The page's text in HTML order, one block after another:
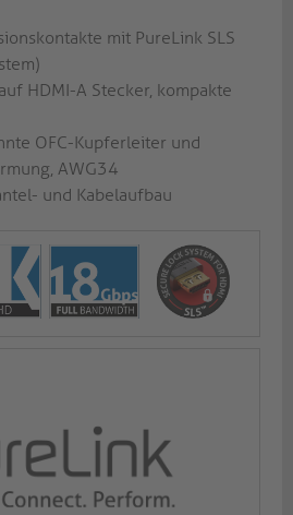
mit PureLink SLS
HDMI-A Stecker, kompakte
OFC-Kupferleiter und
AWG34
und Kabelaufbau